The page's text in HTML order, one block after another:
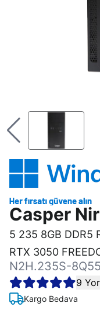
Casper
5 235 8GB DDR5
RTX 3050
N2H.235S-
9
Kargo Bedava